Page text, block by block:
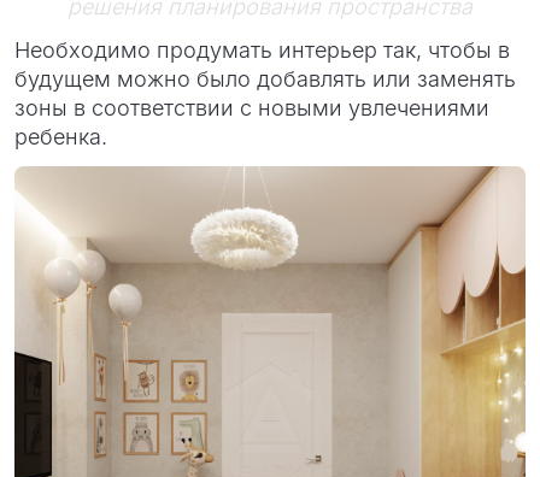
решения планирования пространства
Необходимо продумать интерьер так, чтобы в
будущем можно было добавлять или заменять
зоны в соответствии с новыми увлечениями
ребенка.